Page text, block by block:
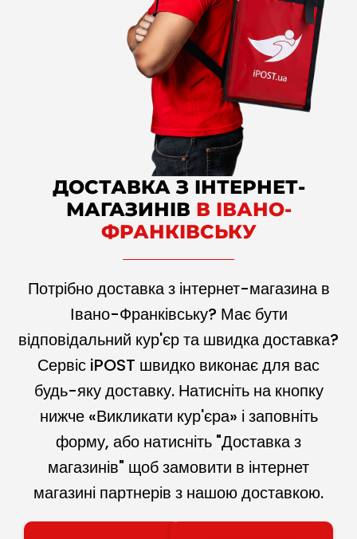
ДОСТАВКА З ІНТЕРНЕТ-
МАГАЗИНІВ В ІВАНО-
ФРАНКІВСЬКУ
Потрібно доставка з інтернет-магазина в
Івано-Франківську? Має бути
відповідальний кур'єр та швидка доставка?
Сервіс iPOST швидко виконає для вас
будь-яку доставку. Натисніть на кнопку
нижче «Викликати кур'єра» і заповніть
форму, або натисніть "Доставка з
магазинів" щоб замовити в інтернет
магазині партнерів з нашою доставкою.